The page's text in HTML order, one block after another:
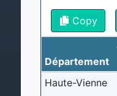
Copy
Département
Haute-Vienne